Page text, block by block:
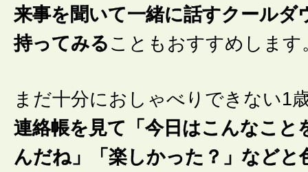
来事を聞いて一緒に話すクールダ
持ってみる こともおすすめします
まだ十分におしゃべりできない1
連絡帳を見て「今日はこんなこと
んだね」「楽しかった？」などと